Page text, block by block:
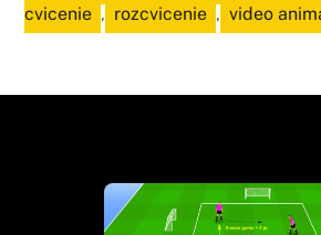
cvicenie , rozcvicenie , video